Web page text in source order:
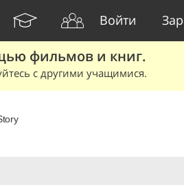
Войти
фильмов и книг.
с другими учащимися.